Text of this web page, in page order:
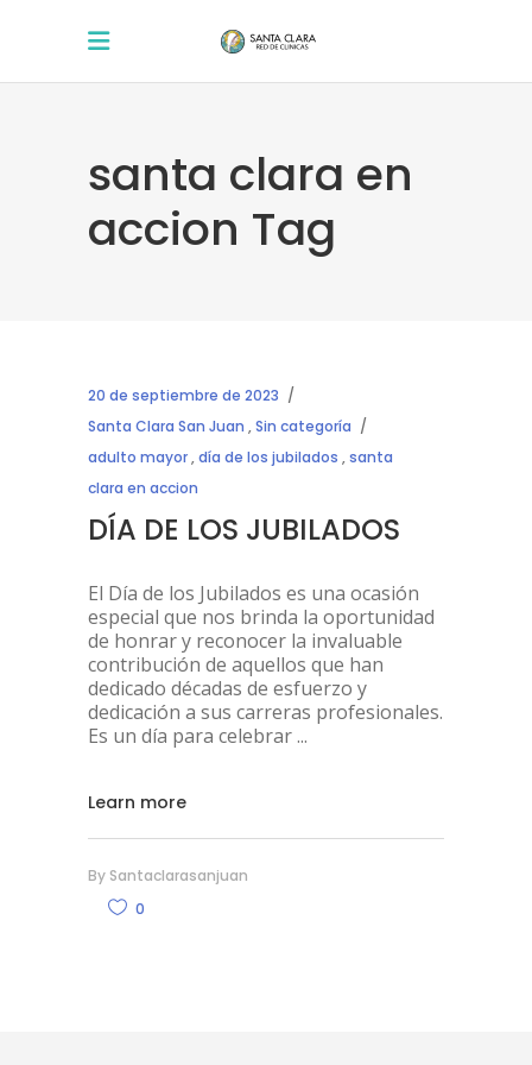
santa clara en
accion Tag
20 de septiembre de 2023
Santa Clara San Juan ,Sin categoría
adulto mayor,día de los jubilados ,santa
clara en accion
DÍA DE LOS JUBILADOS
El Día de los Jubilados es una ocasión
especial que nos brinda la oportunidad
de honrar y reconocer la invaluable
contribución de aquellos que han
dedicado décadas de esfuerzo y
dedicación a sus carreras profesionales.
Es un día para celebrar
Learn more
By Santaclarasanjuan
0